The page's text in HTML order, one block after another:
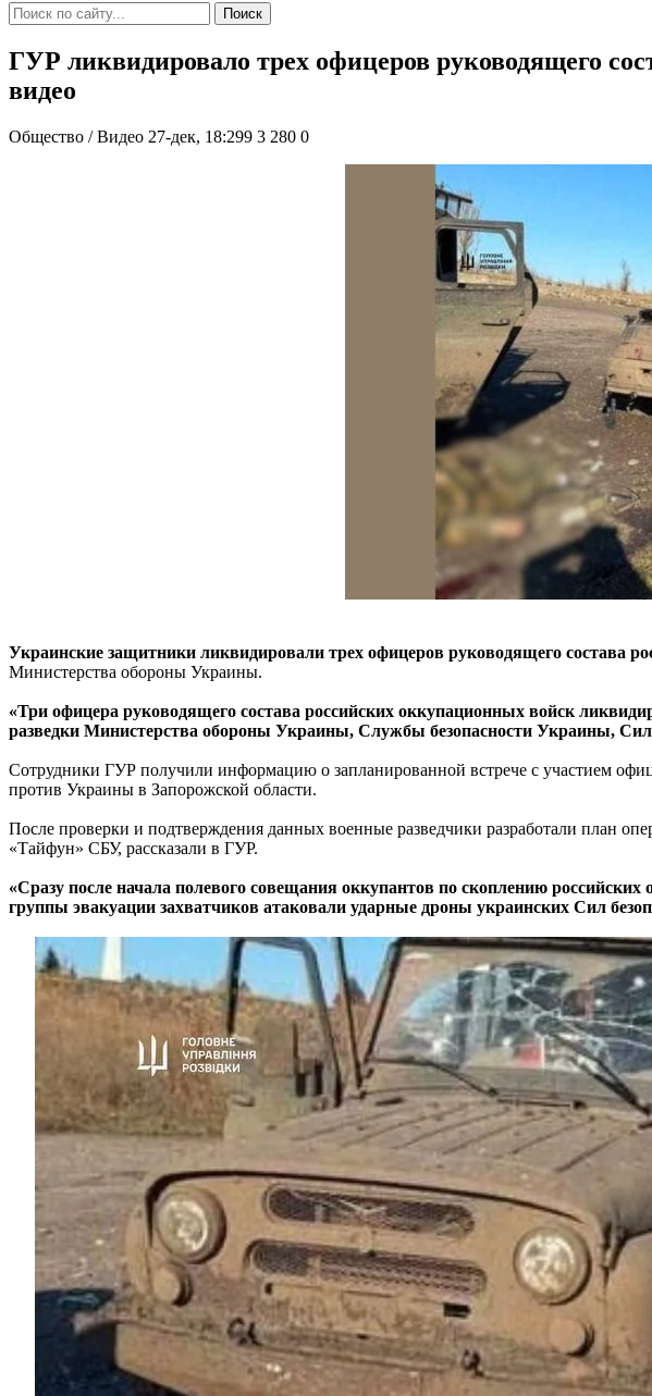
Поиск
ГУР ликвидировало трех офицеров руководящего
видео
Общество / Видео 27-дек, 18:299 3 280 0
Украинские защитники ликвидировали трех офицеров руководящего состава
Министерства обороны Украины.
«Три офицера руководящего состава российских оккупационных войск
разведки Министерства обороны Украины, Службы безопасности Украины,
Сотрудники ГУР получили информацию о запланированной встрече с участием
против Украины в Запорожской области.
После проверки и подтверждения данных военные разведчики разработали план
«Тайфун» СБУ, рассказали в ГУР.
«Сразу после начала полевого совещания оккупантов по скоплению
группы эвакуации захватчиков атаковали ударные дроны украинских Сил